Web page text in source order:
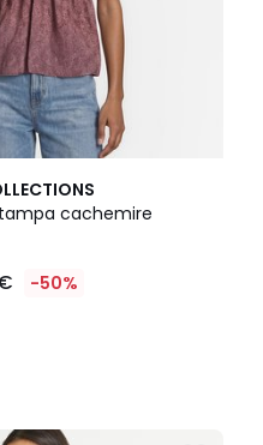
cachemire
-50%